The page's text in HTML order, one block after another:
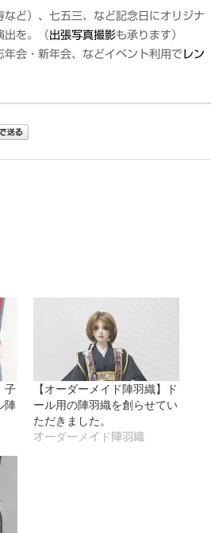
ど）、七五三、など記念日にオリジナ
出を。（ 出張写真撮影も承ります）
年会・新年会、などイベント利用で レン
子
陣
【オーダーメイド陣羽織】ド
ール用の陣羽織を創らせてい
ただきました。
オーダーメイド陣羽織